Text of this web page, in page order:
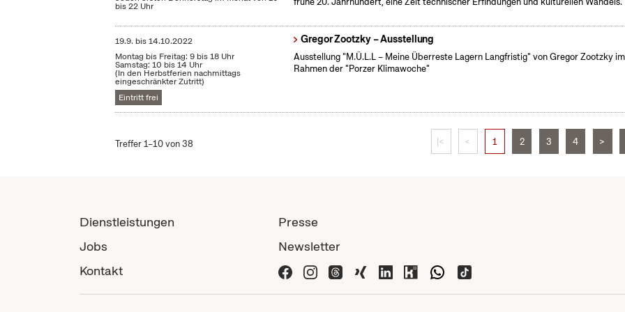
bis 22 Uhr
19.9. bis14.10.2022
Montag bis Freitag: 9 bis 18 Uhr
Samstag: 10 bis 14 Uhr
(In den Herbstferien nachmittags
eingeschränkter Zutritt)
Eintritt frei
Gregor Zootzky – Ausstellung
Ausstellung "M.Ü.L.L – Meine Überreste Lagern Langfristig" von Gregor Zootzky im
Rahmen der "Porzer Klimawoche"
Treffer 1–10 von 38 |< < 1 2 3 4 >
Dienstleistungen
Jobs
Kontakt
Presse
Newsletter